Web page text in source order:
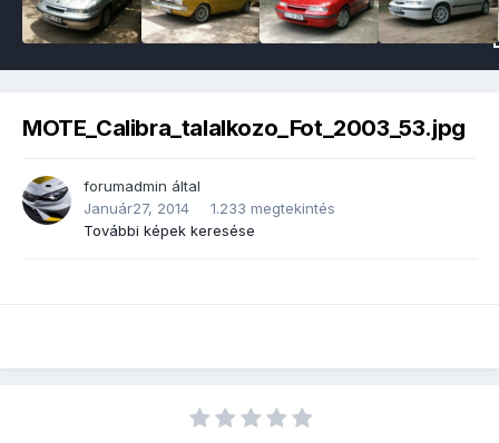
MOTE_Calibra_talalkozo_Fot_2003_53.jpg
forumadmin által
Január27, 2014
1.233 megtekintés
További képek keresése